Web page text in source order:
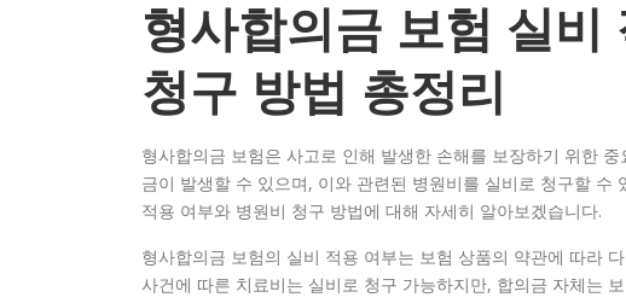
형사합의금 보험 실비
청구 방법 총정리
형사합의금 보험은 사고로 인해 발생한 손해를 보장하기 위한
금이 발생할 수 있으며, 이와 관련된 병원비를 실비로 청구할
적용 여부와 병원비 청구 방법에 대해 자세히 알아보겠습니다.
형사합의금 보험의 실비 적용 여부는 보험 상품의 약관에 따라
사건에 따른 치료비는 실비로 청구 가능하지만, 합의금 자체는